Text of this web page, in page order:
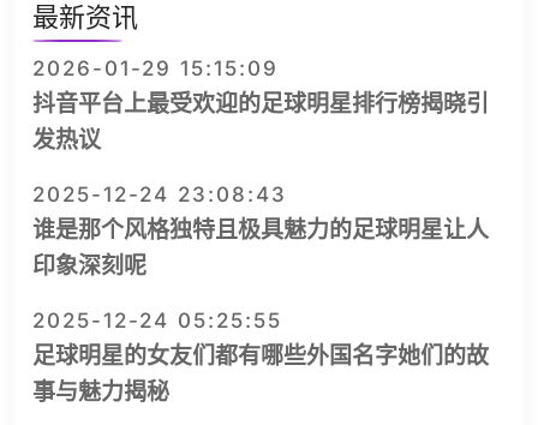
最新资讯
2026-01-29 15:15:09
抖音平台上最受欢迎的足球明星排行榜揭晓引
发热议
2025-12-24 23:08:43
谁是那个风格独特且极具魅力的足球明星让人
印象深刻呢
2025-12-24 05:25:55
足球明星的女友们都有哪些外国名字她们的故
事与魅力揭秘